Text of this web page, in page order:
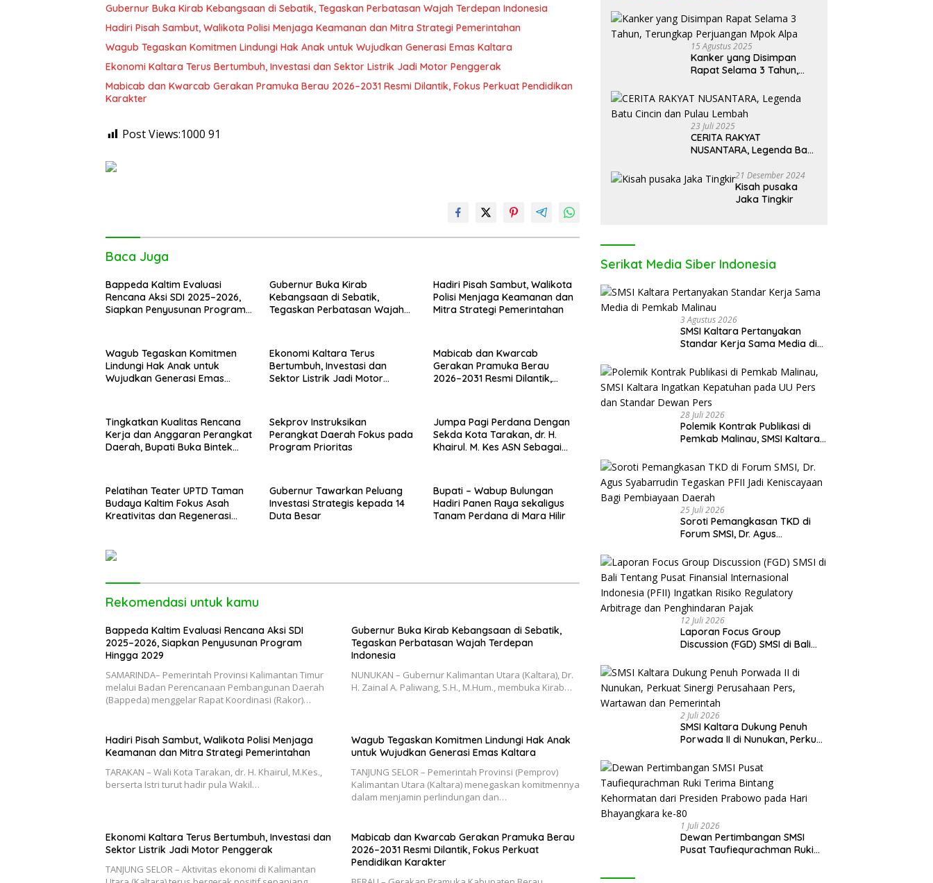
Gubernur Buka Kirab Kebangsaan di Sebatik, Tegaskan Perbatasan Wajah Terdepan Indonesia
Hadiri Pisah Sambut, Walikota Polisi Menjaga Keamanan dan Mitra Strategi Pemerintahan
Wagub Tegaskan Komitmen Lindungi Hak Anak untuk Wujudkan Generasi Emas Kaltara
Ekonomi Kaltara Terus Bertumbuh, Investasi dan Sektor Listrik Jadi Motor Penggerak
Mabicab dan Kwarcab Gerakan Pramuka Berau 2026–2031 Resmi Dilantik, Fokus Perkuat Pendidikan
Karakter
Post Views:1000 91
Baca Juga
Bappeda Kaltim Evaluasi
Rencana Aksi SDI 2025–2026,
Siapkan Penyusunan Program
Gubernur Buka Kirab
Kebangsaan di Sebatik,
Tegaskan Perbatasan Wajah
Hadiri Pisah Sambut, Walikota
Polisi Menjaga Keamanan dan
Mitra Strategi Pemerintahan
Wagub Tegaskan Komitmen
Lindungi Hak Anak untuk
Wujudkan Generasi Emas
Ekonomi Kaltara Terus
Bertumbuh, Investasi dan
Sektor Listrik Jadi Motor
Mabicab dan Kwarcab
Gerakan Pramuka Berau
2026–2031 Resmi Dilantik,
Tingkatkan Kualitas Rencana
Kerja dan Anggaran Perangkat
Daerah, Bupati Buka Bintek
Sekprov Instruksikan
Perangkat Daerah Fokus pada
Program Prioritas
Jumpa Pagi Perdana Dengan
Sekda Kota Tarakan, dr. H.
Khairul. M. Kes ASN Sebagai
Pelatihan Teater UPTD Taman
Budaya Kaltim Fokus Asah
Kreativitas dan Regenerasi
Gubernur Tawarkan Peluang
Investasi Strategis kepada 14
Duta Besar
Bupati – Wabup Bulungan
Hadiri Panen Raya sekaligus
Tanam Perdana di Mara Hilir
Rekomendasi untuk kamu
Bappeda Kaltim Evaluasi Rencana Aksi SDI
2025–2026, Siapkan Penyusunan Program
Hingga 2029
SAMARINDA– Pemerintah Provinsi Kalimantan Timur
melalui Badan Perencanaan Pembangunan Daerah
(Bappeda) menggelar Rapat Koordinasi (Rakor)…
Gubernur Buka Kirab Kebangsaan di Sebatik,
Tegaskan Perbatasan Wajah Terdepan
Indonesia
NUNUKAN – Gubernur Kalimantan Utara (Kaltara), Dr.
H. Zainal A. Paliwang, S.H., M.Hum., membuka Kirab…
Hadiri Pisah Sambut, Walikota Polisi Menjaga
Keamanan dan Mitra Strategi Pemerintahan
TARAKAN – Wali Kota Tarakan, dr. H. Khairul, M.Kes.,
berserta Istri turut hadir pula Wakil…
Wagub Tegaskan Komitmen Lindungi Hak Anak
untuk Wujudkan Generasi Emas Kaltara
TANJUNG SELOR – Pemerintah Provinsi (Pemprov)
Kalimantan Utara (Kaltara) menegaskan komitmennya
dalam menjamin perlindungan dan…
Ekonomi Kaltara Terus Bertumbuh, Investasi dan
Sektor Listrik Jadi Motor Penggerak
TANJUNG SELOR – Aktivitas ekonomi di Kalimantan
Mabicab dan Kwarcab Gerakan Pramuka Berau
2026–2031 Resmi Dilantik, Fokus Perkuat
Pendidikan Karakter
15 Agustus 2025
Kanker yang Disimpan
Rapat Selama 3 Tahun,
Mpok Alpa
23 Juli 2025
CERITA RAKYAT
NUSANTARA, Legenda Batu
21 Desember 2024
Kisah pusaka
Jaka Tingkir
Serikat Media Siber Indonesia
3 Agustus 2026
SMSI Kaltara Pertanyakan
Standar Kerja Sama Media di
28 Juli 2026
Polemik Kontrak Publikasi di
Pemkab Malinau, SMSI Kaltara
Pers dan Standar Dewan Pers
25 Juli 2026
Soroti Pemangkasan TKD di
Forum SMSI, Dr. Agus
Keniscayaan Bagi Pembiayaan
Daerah
12 Juli 2026
Laporan Focus Group
Discussion (FGD) SMSI di Bali
Internasional Indonesia (PFII)
Ingatkan Risiko Regulatory
Arbitrage dan Penghindaran
Pajak
2 Juli 2026
SMSI Kaltara Dukung Penuh
Porwada II di Nunukan, Perkuat
Wartawan dan Pemerintah
1 Juli 2026
Dewan Pertimbangan SMSI
Pusat Taufiequrachman Ruki